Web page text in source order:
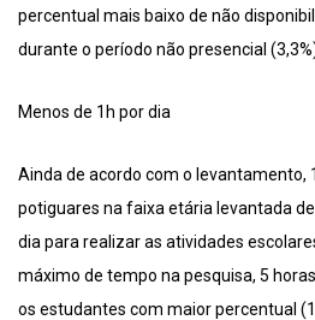
percentual mais baixo de não
durante o período não presencial
Menos de 1h por dia
Ainda de acordo com o levantamento,
potiguares na faixa etária levantada
dia para realizar as atividades
máximo de tempo na pesquisa, 5
os estudantes com maior percentual